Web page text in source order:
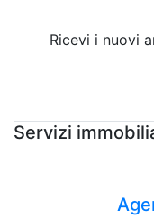
Ricevi i nuovi
Servizi